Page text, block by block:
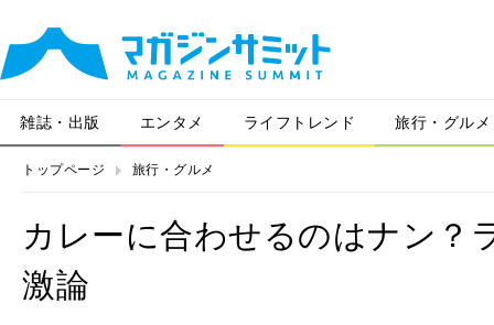
雑誌・出版 エンタメ ライフトレンド 旅行・グルメ
トップページ 旅行・グルメ
カレーに合わせるのはナン？
激論